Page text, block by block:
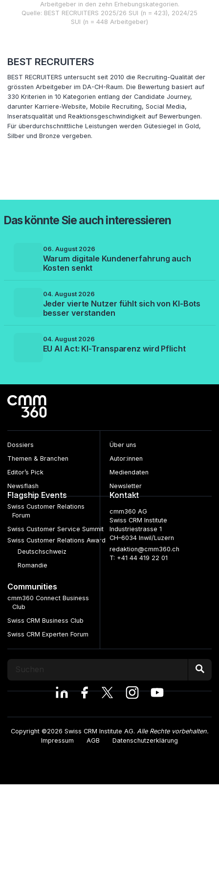
Arbeitgeber in den zehn Erhebungskategorien.
Quelle: BEST RECRUITERS 2025/26 SUI (n = 423), 2024/25
SUI (n = 448 Arbeitgeber)
BEST RECRUITERS
BEST RECRUITERS untersucht seit 2010 die Recruiting-Qualität der
grössten Arbeitgeber im DA-CH-Raum. Die Bewertung basiert auf
330 Kriterien in 10 Kategorien entlang der Candidate Journey,
darunter Karriere-Website, Mobile Recruiting, Social Media,
Inseratsqualität und Reaktionsgeschwindigkeit auf Bewerbungen.
Für überdurchschnittliche Leistungen werden Gütesiegel in Gold,
Silber und Bronze vergeben.
Das könnte Sie auch interessieren
06. August 2026
Warum digitale Kundenerfahrung auch
Kosten senkt
04. August 2026
Jeder vierte Nutzer fühlt sich von KI-Bots
besser verstanden
04. August 2026
EU AI Act: KI-Transparenz wird Pflicht
Dossiers
Themen & Branchen
Editor’s Pick
Newsflash
Über uns
Autor:innen
Mediendaten
Newsletter
Flagship Events
Swiss Customer Relations
Forum
Swiss Customer Service Summit
Swiss Customer Relations Award
Deutschschweiz
Romandie
Communities
cmm360 Connect Business
Club
Swiss CRM Business Club
Swiss CRM Experten Forum
Kontakt
cmm360 AG
Swiss CRM Institute
Industriestrasse 1
CH–6034 Inwil/Luzern
redaktion@cmm360.ch
T: +41 44 419 22 01
Copyright ©2026 Swiss CRM Institute AG. Alle Rechte vorbehalten.
Impressum
AGB Datenschutzerklärung